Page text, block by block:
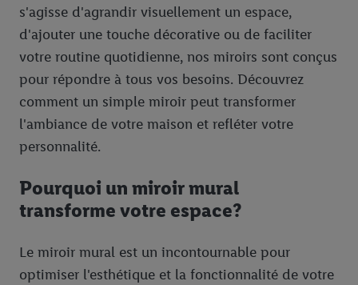
s'agisse d'agrandir visuellement un espace,
d'ajouter une touche décorative ou de faciliter
votre routine quotidienne, nos miroirs sont conçus
pour répondre à tous vos besoins. Découvrez
comment un simple miroir peut transformer
l'ambiance de votre maison et refléter votre
personnalité.
Pourquoi un miroir mural
transforme votre espace?
Le miroir mural est un incontournable pour
optimiser l'esthétique et la fonctionnalité de votre